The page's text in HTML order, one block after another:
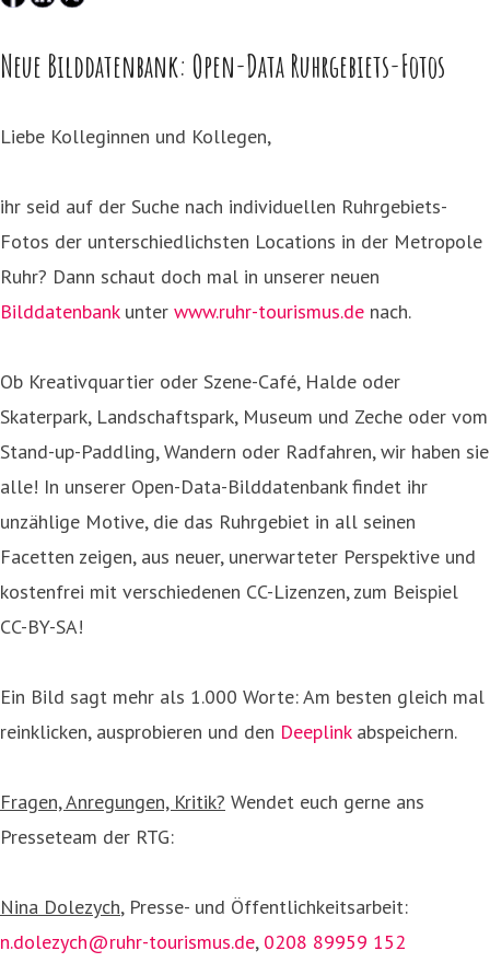
Neue Bilddatenbank: Open-Data Ruhrgebiets-Fotos
Liebe Kolleginnen und Kollegen,
ihr seid auf der Suche nach individuellen Ruhrgebiets-
Fotos der unterschiedlichsten Locations in der Metropole
Ruhr? Dann schaut doch mal in unserer neuen
Bilddatenbankunter www.ruhr-tourismus.de nach.
Ob Kreativquartier oder Szene-Café, Halde oder
Skaterpark, Landschaftspark, Museum und Zeche oder vom
Stand-up-Paddling, Wandern oder Radfahren, wir haben sie
alle! In unserer Open-Data-Bilddatenbank findet ihr
unzählige Motive, die das Ruhrgebiet in all seinen
Facetten zeigen, aus neuer, unerwarteter Perspektive und
kostenfrei mit verschiedenen CC-Lizenzen, zum Beispiel
CC-BY-SA!
Ein Bild sagt mehr als 1.000 Worte: Am besten gleich mal
reinklicken, ausprobieren und den Deeplinkabspeichern.
Fragen, Anregungen, Kritik? Wendet euch gerne ans
Presseteam der RTG:
Nina Dolezych, Presse- und Öffentlichkeitsarbeit:
n.dolezych@ruhr-tourismus.de, 0208 89959 152